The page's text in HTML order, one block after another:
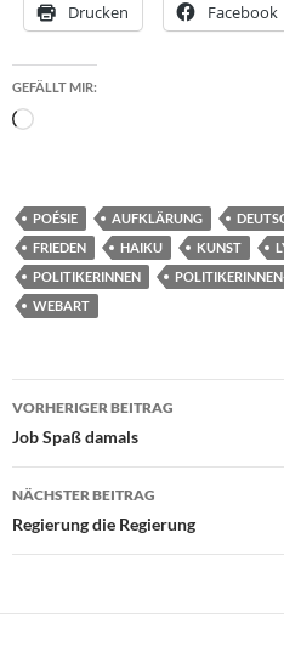
Drucken Facebook
GEFÄLLT MIR:
Wird
POÉSIE AUFKLÄRUNG
FRIEDEN
HAIKU KUNST
POLITIKERINNEN
WEBART
Beitragsnavigation
VORHERIGER BEITRAG
Job Spaß damals
NÄCHSTER BEITRAG
Regierung die Regierung